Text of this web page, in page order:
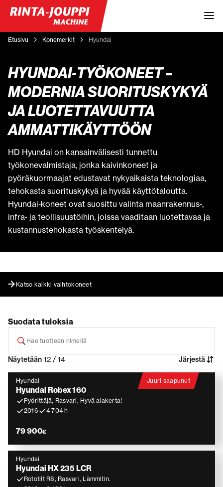
Etusivu Konemerkit Hyundai
HYUNDAI‑TYÖKONEET –
MODERNIA SUORITUSKYKYÄ
JA LUOTETTAVUUTTA
AMMATTIKÄYTTÖÖN
HD Hyundai on kansainvälisesti tunnettu
työkonevalmistaja, jonka kaivinkoneet ja
pyöräkuormaajat edustavat nykyaikaista teknologiaa,
tehokasta suorituskykyä ja hyvää käyttötaloutta.
Hyundai‑koneet ovat suosittu valinta maanrakennus‑,
infra‑ ja teollisuustöihin, joissa vaaditaan luotettavaa ja
kustannustehokasta työskentelyä.
Katso kaikki vaihtokoneet
Suodata tuloksia
Näytetään 12 / 14 Järjestä
Hyundai
Hyundai Robex 160
Pyörittäjä, Rasvari, Hyvä alakerta!
2016
4 704 h
79 900€
Juuri saapunut
Hyundai
Hyundai HX 235 LCR
Rototilt R8, Rasvari, Lämmitin.